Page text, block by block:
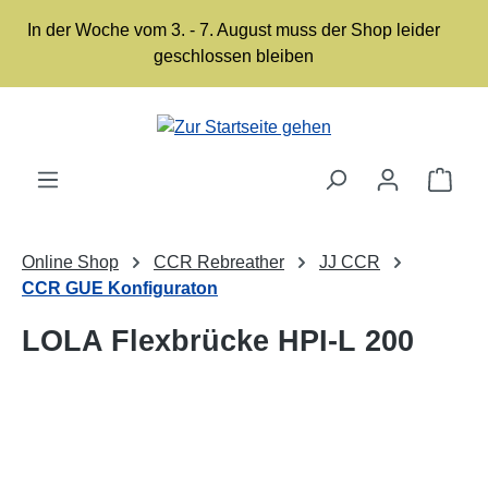
Zum Hauptinhalt springen
In der Woche vom 3. - 7. August muss der Shop leider
geschlossen bleiben
Online Shop CCR Rebreather
JJ CCR
CCR GUE Konfiguraton
LOLA Flexbrücke HPI-L 200